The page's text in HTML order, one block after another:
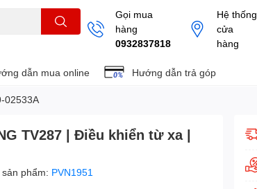
Gọi mua
hàng
0932837818
Hệ thống
cửa
hàng
dẫn mua online Hướng dẫn trả góp
02533A
TV287 | Điều khiển từ xa |
sản phẩm: PVN1951